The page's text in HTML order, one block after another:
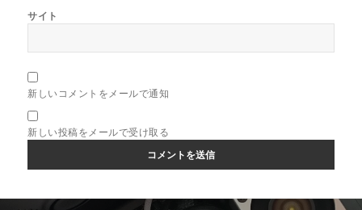
サイト
新しいコメントをメールで通知
新しい投稿をメールで受け取る